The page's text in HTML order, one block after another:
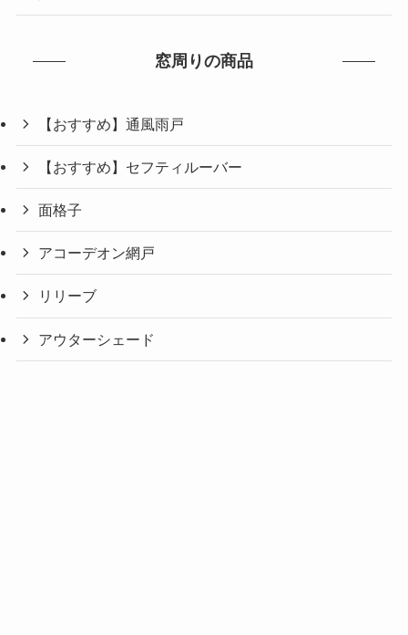
窓周りの商品
【おすすめ】通風雨戸
【おすすめ】セフティルーバー
面格子
アコーデオン網戸
リリーブ
アウターシェード